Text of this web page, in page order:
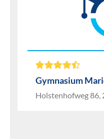
Gymnasium
Holstenhofweg 86,